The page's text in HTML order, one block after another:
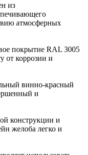
из
атмосферных
покрытие RAL 3005
от коррозии и
винно-красный
и
конструкции и
желоба легко и